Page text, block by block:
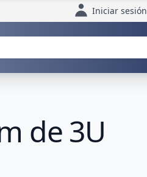
Iniciar sesión
de 3U